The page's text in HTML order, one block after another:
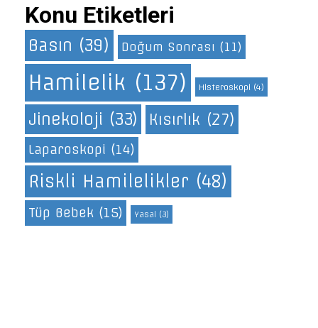
Konu Etiketleri
Basın (39) Doğum Sonrası (11)
Hamilelik (137) Histeroskopi (4)
Jinekoloji (33) Kısırlık (27)
Laparoskopi (14)
Riskli Hamilelikler (48)
Tüp Bebek (15) Yasal (3)